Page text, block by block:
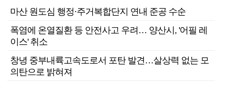
마산 원도심 행정·주거복합단지 연내 준공 수순
폭염에 온열질환 등 안전사고 우려… 양산시, '어필 레
이스' 취소
창녕 중부내륙고속도로서 포탄 발견…살상력 없는 모
의탄으로 밝혀져